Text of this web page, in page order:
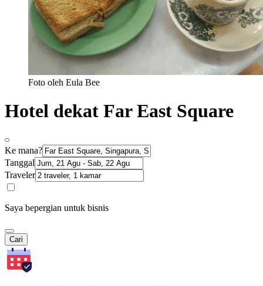
Foto oleh Eula Bee
Hotel dekat Far East Square
Ke mana?
Tanggal
Traveler
Saya bepergian untuk bisnis
Cari